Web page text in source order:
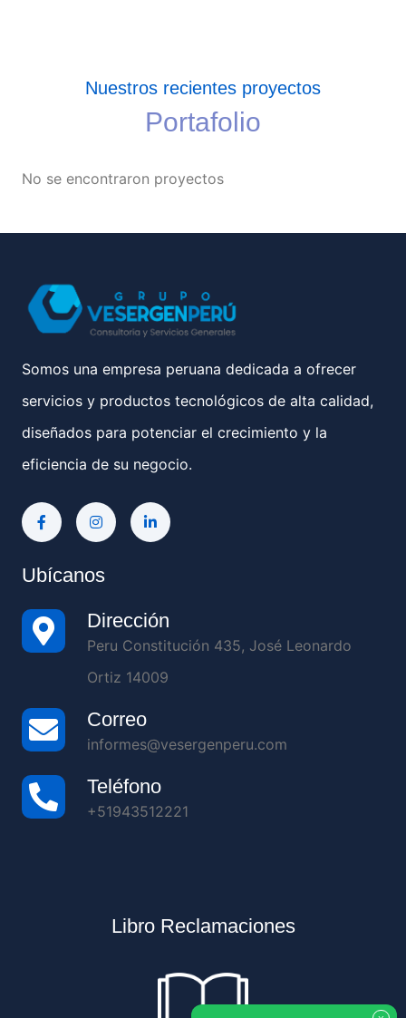
Nuestros recientes proyectos
Portafolio
No se encontraron proyectos
Somos una empresa peruana dedicada a ofrecer
servicios y productos tecnológicos de alta calidad,
diseñados para potenciar el crecimiento y la
eficiencia de su negocio.
Ubícanos
Dirección
Peru Constitución 435, José Leonardo
Ortiz 14009
Correo
informes@vesergenperu.com
Teléfono
+51943512221
Libro Reclamaciones